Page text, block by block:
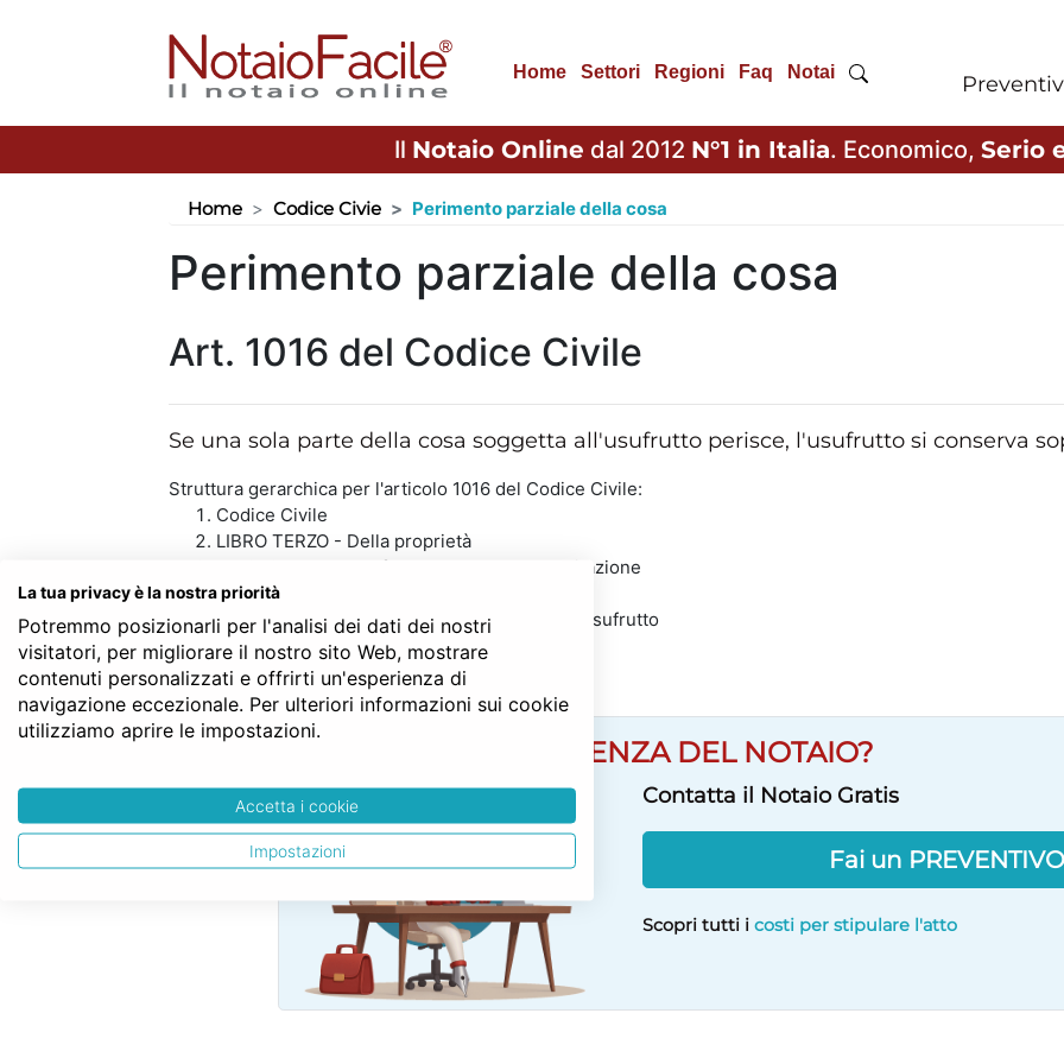
Home Settori Regioni Faq Notai
Il Notaio Online dal 2012 N°1 in Italia. Economico, Serio
Home Codice Civie Perimento parziale della cosa
Perimento parziale della cosa
Art. 1016 del Codice Civile
Se una sola parte della cosa soggetta all'usufrutto perisce, l'usufrutto si conserva
Struttura gerarchica per l'articolo 1016 del Codice Civile:
Codice Civile
LIBRO TERZO - Della proprietà
TITOLO V - Dell’usufrutto, dell’uso e dell’abitazione
Capo I - Dell’usufrutto
Sezione IV - Estinzione e modificazioni dell’usufrutto
Art. 1016
SERVE LA CONSULENZA DEL NOTAIO?
Contatta il Notaio Gratis
Fai un
Scopri tutti icosti per stipulare l'atto
La tua privacy è la nostra priorità
Potremmo posizionarli per l'analisi dei dati dei nostri
visitatori, per migliorare il nostro sito Web, mostrare
contenuti personalizzati e offrirti un'esperienza di
navigazione eccezionale. Per ulteriori informazioni sui cookie
utilizziamo aprire le impostazioni.
Accetta i cookie
Impostazioni